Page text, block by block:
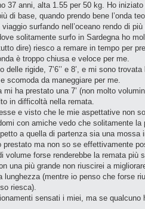
37 anni, alta 1.55 per 50 kg. Ho
di base, quando prendo bene l’onda
surfando nell’oceano rendo di
solitamente surfo in Sardegna ho
dire) riesco a remare in tempo per
è troppo chiusa e veloce per me.
delle rigide, 7’6’’ e 8’, e mi sono
scomoda da maneggiare per me.
mi ha prestato una 7’ (non molto
in difficoltà nella remata.
e visto che le mie aspettative non
con amiche vedo che solitamente
a quella di partenza sia una
prestato ma non so se effettivamente
volume forse renderebbe la remata più
una più grande non riuscirei a
lunghezza (mentre io penso che forse
riesca).
sensati i miei, ma se